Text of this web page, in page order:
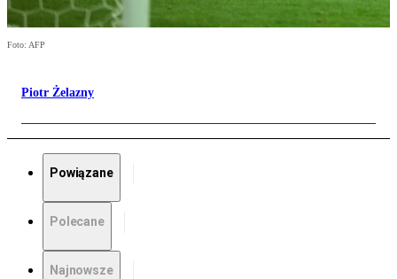
Foto: AFP
Piotr Żelazny
Powiązane
Polecane
Najnowsze